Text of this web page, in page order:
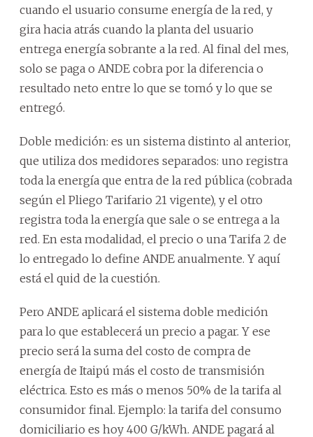
cuando el usuario consume energía de la red, y
gira hacia atrás cuando la planta del usuario
entrega energía sobrante a la red. Al final del mes,
solo se paga o ANDE cobra por la diferencia o
resultado neto entre lo que se tomó y lo que se
entregó.
Doble medición: es un sistema distinto al anterior,
que utiliza dos medidores separados: uno registra
toda la energía que entra de la red pública (cobrada
según el Pliego Tarifario 21 vigente), y el otro
registra toda la energía que sale o se entrega a la
red. En esta modalidad, el precio o una Tarifa 2 de
lo entregado lo define ANDE anualmente. Y aquí
está el quid de la cuestión.
Pero ANDE aplicará el sistema doble medición
para lo que establecerá un precio a pagar. Y ese
precio será la suma del costo de compra de
energía de Itaipú más el costo de transmisión
eléctrica. Esto es más o menos 50% de la tarifa al
consumidor final. Ejemplo: la tarifa del consumo
domiciliario es hoy 400 G/kWh. ANDE pagará al